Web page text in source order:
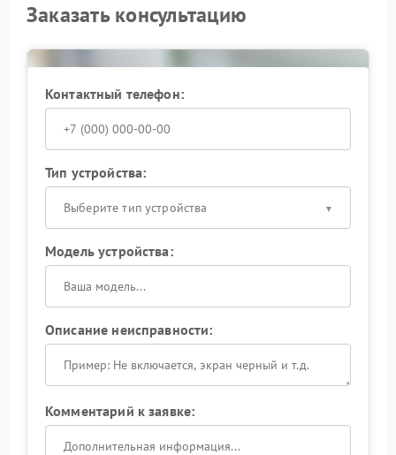
Заказать консультацию
Контактный телефон:
Тип устройства:
Выберите тип устройства
Модель устройства:
Описание неисправности:
Комментарий к заявке: